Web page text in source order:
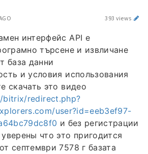
393 views
интерфейс API е
търсене и извличане
база данни
и условия использования
скачать это видео
redirect.php?
user?id=eeb3ef97-
и без регистрации
что это пригодится
септември 7578 г базата